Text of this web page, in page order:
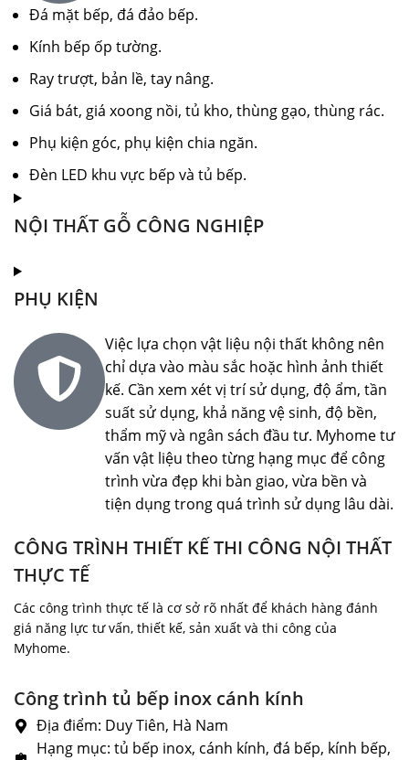
Đá mặt bếp, đá đảo bếp.
Kính bếp ốp tường.
Ray trượt, bản lề, tay nâng.
Giá bát, giá xoong nồi, tủ kho, thùng gạo, thùng rác.
Phụ kiện góc, phụ kiện chia ngăn.
Đèn LED khu vực bếp và tủ bếp.
NỘI THẤT GỖ CÔNG NGHIỆP
PHỤ KIỆN
Việc lựa chọn vật liệu nội thất không nên
chỉ dựa vào màu sắc hoặc hình ảnh thiết
kế. Cần xem xét vị trí sử dụng, độ ẩm, tần
suất sử dụng, khả năng vệ sinh, độ bền,
thẩm mỹ và ngân sách đầu tư. Myhome tư
vấn vật liệu theo từng hạng mục để công
trình vừa đẹp khi bàn giao, vừa bền và
tiện dụng trong quá trình sử dụng lâu dài.
CÔNG TRÌNH THIẾT KẾ THI CÔNG NỘI THẤT
THỰC TẾ
Các công trình thực tế là cơ sở rõ nhất để khách hàng đánh
giá năng lực tư vấn, thiết kế, sản xuất và thi công của
Myhome.
Công trình tủ bếp inox cánh kính
Địa điểm: Duy Tiên, Hà Nam
Hạng mục: tủ bếp inox, cánh kính, đá bếp, kính bếp,